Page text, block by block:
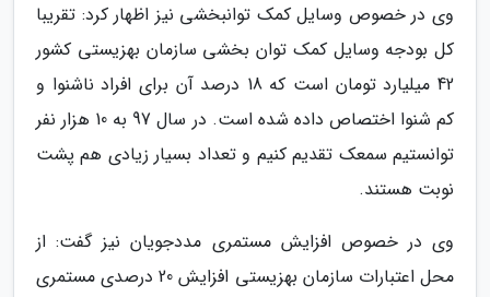
وی در خصوص وسایل کمک توانبخشی نیز اظهار کرد: تقریبا
کل بودجه وسایل کمک توان بخشی سازمان بهزیستی کشور
42 میلیارد تومان است که 18 درصد آن برای افراد ناشنوا و
کم شنوا اختصاص داده شده است. در سال 97 به 10 هزار نفر
توانستیم سمعک تقدیم کنیم و تعداد بسیار زیادی هم پشت
نوبت هستند.
وی در خصوص افزایش مستمری مددجویان نیز گفت: از
محل اعتبارات سازمان بهزیستی افزایش 20 درصدی مستمری